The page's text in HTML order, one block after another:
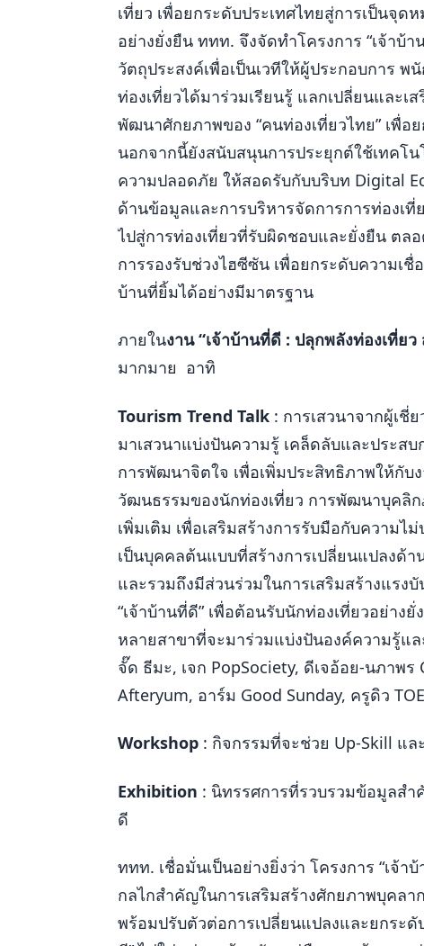
เที่ยว เพื่อยกระดับประเทศไทยสู่การเป็นจุ
อย่างยั่งยืน ททท. จึงจัดทำโครงการ “เจ้าบ้
วัตถุประสงค์เพื่อเป็นเวทีให้ผู้ประกอบการ
ท่องเที่ยวได้มาร่วมเรียนรู้ แลกเปลี่ยนและ
พัฒนาศักยภาพของ “คนท่องเที่ยวไทย” เพื่อ
นอกจากนี้ยังสนับสนุนการประยุกต์ใช้เทคโ
ความปลอดภัย ให้สอดรับกับบริบท Digital
ด้านข้อมูลและการบริหารจัดการการท่องเ
ไปสู่การท่องเที่ยวที่รับผิดชอบและยั่งยืน ต
การรองรับช่วงไฮซีซัน เพื่อยกระดับความเ
บ้านที่ยิ้มได้อย่างมีมาตรฐาน
ภายในงาน “เจ้าบ้านที่ดี : ปลุกพลังท่องเที่ย
มากมาย อาทิ
Tourism Trend Talk: การเสวนาจากผู้เชี่
มาเสวนาแบ่งปันความรู้ เคล็ดลับและประ
การพัฒนาจิตใจ เพื่อเพิ่มประสิทธิภาพให้กับ
วัฒนธรรมของนักท่องเที่ยว การพัฒนาบุคลิ
เพิ่มเติม เพื่อเสริมสร้างการรับมือกับความ
เป็นบุคคลต้นแบบที่สร้างการเปลี่ยนแปลงด้า
และรวมถึงมีส่วนร่วมในการเสริมสร้างแรง
“เจ้าบ้านที่ดี” เพื่อต้อนรับนักท่องเที่ยวอย่า
หลายสาขาที่จะมาร่วมแบ่งปันองค์ความรู้แ
จั๊ด ธีมะ, เจก PopSociety, ดีเจอ้อย-นภาพ
Afteryum, อาร์ม Good Sunday, ครูดิว
Workshop: กิจกรรมที่จะช่วย Up-Skill แล
Exhibition : นิทรรศการที่รวบรวมข้อมูลสำ
ดี
ททท. เชื่อมั่นเป็นอย่างยิ่งว่า โครงการ “เจ้
กลไกสำคัญในการเสริมสร้างศักยภาพบุคล
พร้อมปรับตัวต่อการเปลี่ยนแปลงและยกระดั